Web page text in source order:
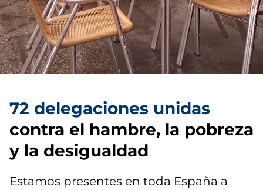
72 delegaciones unidas
contra el hambre, la pobreza
y la desigualdad
Estamos presentes en toda España a